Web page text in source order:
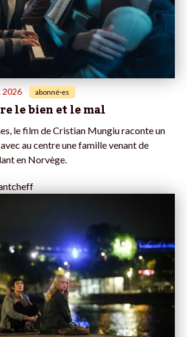
2026 abonné·es
le bien et le mal
le film de Cristian Mungiu raconte un
au centre une famille venant de
en Norvège.